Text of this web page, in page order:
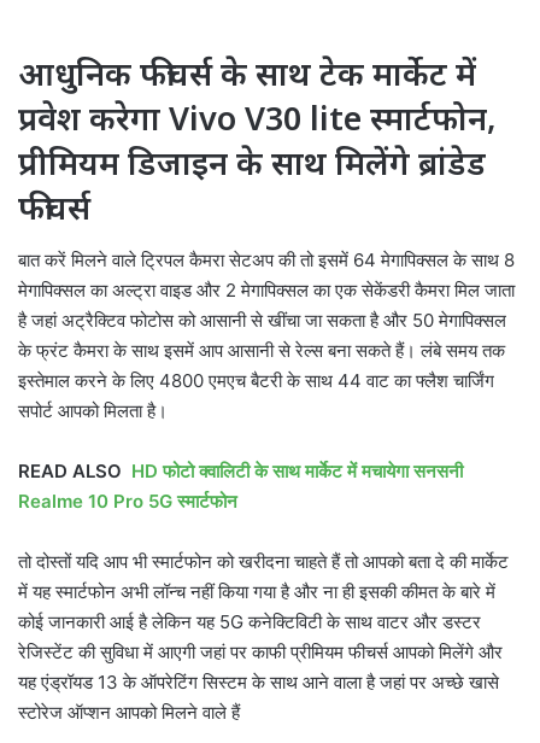
आधुनिक फीचर्स के साथ टेक मार्केट में
प्रवेश करेगा Vivo V30 lite स्मार्टफोन,
प्रीमियम डिजाइन के साथ मिलेंगे ब्रांडेड
फीचर्स
बात करें मिलने वाले ट्रिपल कैमरा सेटअप की तो इसमें 64 मेगापिक्सल के साथ 8
मेगापिक्सल का अल्ट्रा वाइड और 2 मेगापिक्सल का एक सेकेंडरी कैमरा मिल जाता
है जहां अट्रैक्टिव फोटोस को आसानी से खींचा जा सकता है और 50 मेगापिक्सल
के फ्रंट कैमरा के साथ इसमें आप आसानी से रेल्स बना सकते हैं। लंबे समय तक
इस्तेमाल करने के लिए 4800 एमएच बैटरी के साथ 44 वाट का फ्लैश चार्जिंग
सपोर्ट आपको मिलता है।
READ ALSO HD फोटो क्वालिटी के साथ मार्केट में मचायेगा सनसनी
Realme 10 Pro 5G स्मार्टफोन
तो दोस्तों यदि आप भी स्मार्टफोन को खरीदना चाहते हैं तो आपको बता दे की मार्केट
में यह स्मार्टफोन अभी लॉन्च नहीं किया गया है और ना ही इसकी कीमत के बारे में
कोई जानकारी आई है लेकिन यह 5G कनेक्टिविटी के साथ वाटर और डस्टर
रेजिस्टेंट की सुविधा में आएगी जहां पर काफी प्रीमियम फीचर्स आपको मिलेंगे और
यह एंड्रॉयड 13 के ऑपरेटिंग सिस्टम के साथ आने वाला है जहां पर अच्छे खासे
स्टोरेज ऑप्शन आपको मिलने वाले हैं